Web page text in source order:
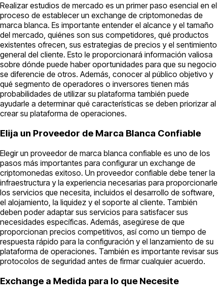
Realizar estudios de mercado es un primer paso esencial en el
proceso de establecer un exchange de criptomonedas de
marca blanca. Es importante entender el alcance y el tamaño
del mercado, quiénes son sus competidores, qué productos
existentes ofrecen, sus estrategias de precios y el sentimiento
general del cliente. Esto le proporcionará información valiosa
sobre dónde puede haber oportunidades para que su negocio
se diferencie de otros. Además, conocer al público objetivo y
qué segmento de operadores o inversores tienen más
probabilidades de utilizar su plataforma también puede
ayudarle a determinar qué características se deben priorizar al
crear su plataforma de operaciones.
Elija un Proveedor de Marca Blanca Confiable
Elegir un proveedor de marca blanca confiable es uno de los
pasos más importantes para configurar un exchange de
criptomonedas exitoso. Un proveedor confiable debe tener la
infraestructura y la experiencia necesarias para proporcionarle
los servicios que necesita, incluidos el desarrollo de software,
el alojamiento, la liquidez y el soporte al cliente. También
deben poder adaptar sus servicios para satisfacer sus
necesidades específicas. Además, asegúrese de que
proporcionan precios competitivos, así como un tiempo de
respuesta rápido para la configuración y el lanzamiento de su
plataforma de operaciones. También es importante revisar sus
protocolos de seguridad antes de firmar cualquier acuerdo.
Exchange a Medida para lo que Necesite